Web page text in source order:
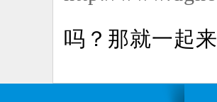
吗？那就一起